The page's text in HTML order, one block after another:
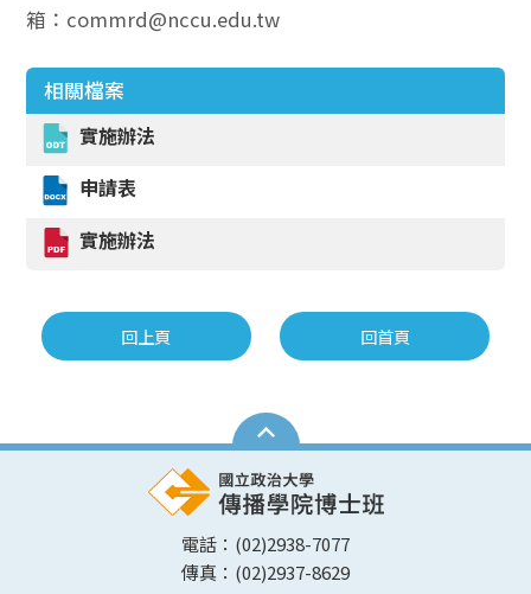
箱：commrd@nccu.edu.tw
相關檔案
實施辦法
申請表
實施辦法
回上頁 回首頁
電話：(02)2938-7077
傳真：(02)2937-8629